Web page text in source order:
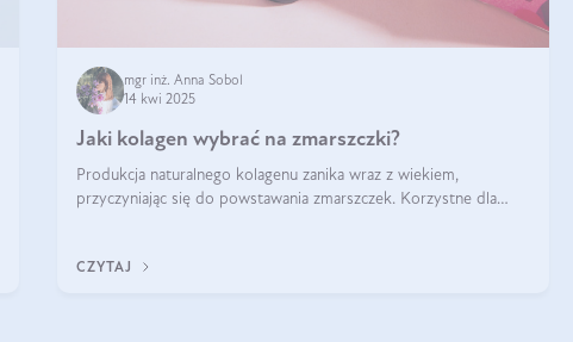
mgr inż. Anna Sobol
14 kwi 2025
Jaki kolagen wybrać na zmarszczki?
Produkcja naturalnego kolagenu zanika wraz z wiekiem,
przyczyniając się do powstawania zmarszczek. Korzystne dla
CZYTAJ